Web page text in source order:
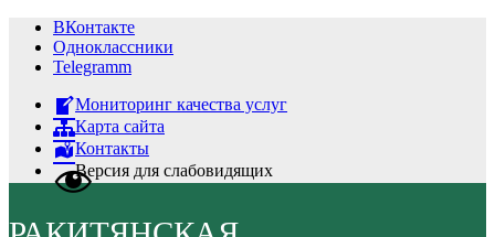
ВКонтакте
Одноклассники
Telegramm
Мониторинг качества услуг
Карта сайта
Контакты
Версия для слабовидящих